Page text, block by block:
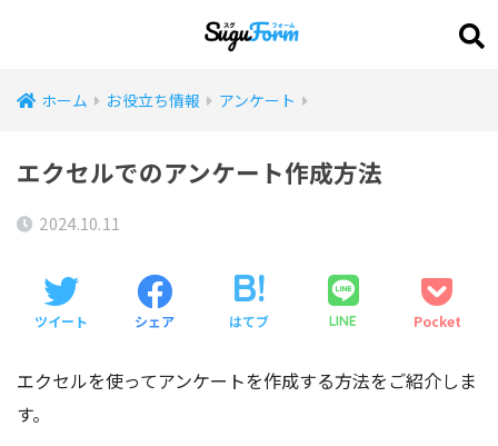
ホーム お役立ち情報 アンケート
エクセルでのアンケート作成方法
2024.10.11
ツイート シェア はてブ LINE Pocket
エクセルを使ってアンケートを作成する方法をご紹介しま
す。